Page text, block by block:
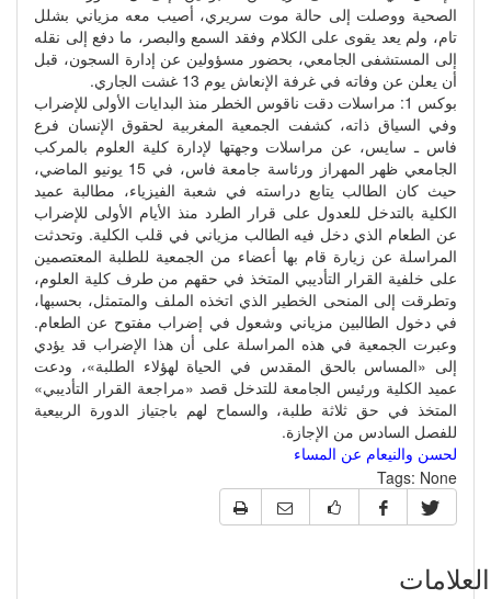
الصحية ووصلت إلى حالة موت سريري، أصيب معه مزياني بشلل
تام، ولم يعد يقوى على الكلام وفقد السمع والبصر، ما دفع إلى نقله
إلى المستشفى الجامعي، بحضور مسؤولين عن إدارة السجون، قبل
أن يعلن عن وفاته في غرفة الإنعاش يوم 13 غشت الجاري.
بوكس 1: مراسلات دقت ناقوس الخطر منذ البدايات الأولى للإضراب
وفي السياق ذاته، كشفت الجمعية المغربية لحقوق الإنسان فرع
فاس ـ سايس، عن مراسلات وجهتها لإدارة كلية العلوم بالمركب
الجامعي ظهر المهراز ورئاسة جامعة فاس، في 15 يونيو الماضي،
حيث كان الطالب يتابع دراسته في شعبة الفيزياء، مطالبة عميد
الكلية بالتدخل للعدول على قرار الطرد منذ الأيام الأولى للإضراب
عن الطعام الذي دخل فيه الطالب مزياني في قلب الكلية. وتحدثت
المراسلة عن زيارة قام بها أعضاء من الجمعية للطلبة المعتصمين
على خلفية القرار التأديبي المتخذ في حقهم من طرف كلية العلوم،
وتطرقت إلى المنحى الخطير الذي اتخذه الملف والمتمثل، بحسبها،
في دخول الطالبين مزياني وشعول في إضراب مفتوح عن الطعام.
وعبرت الجمعية في هذه المراسلة على أن هذا الإضراب قد يؤدي
إلى «المساس بالحق المقدس في الحياة لهؤلاء الطلبة»، ودعت
عميد الكلية ورئيس الجامعة للتدخل قصد «مراجعة القرار التأديبي»
المتخذ في حق ثلاثة طلبة، والسماح لهم باجتياز الدورة الربيعية
للفصل السادس من الإجازة.
لحسن والنيعام عن المساء
Tags:None